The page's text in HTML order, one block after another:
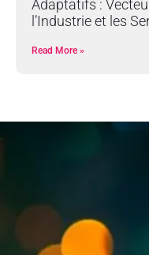
Adaptatifs :
l’Industrie et les
Read More »